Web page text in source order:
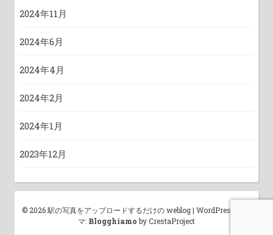
2024年11月
2024年6月
2024年4月
2024年2月
2024年1月
2023年12月
© 2026 駅の写真をアップロードするだけの weblog | WordPress テー
マ: Blogghiamo by CrestaProject